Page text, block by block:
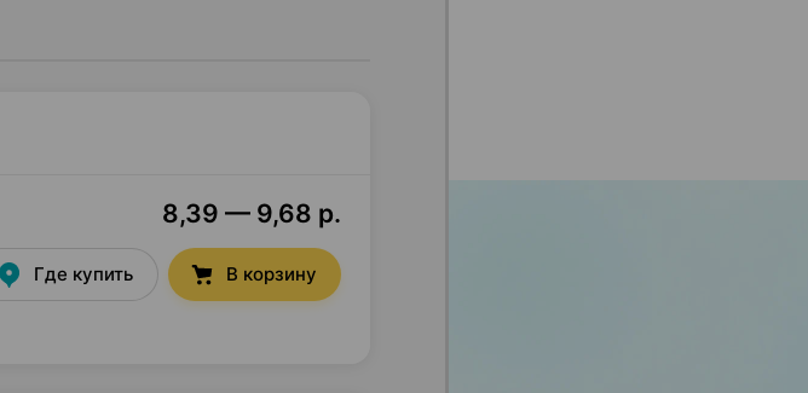
8,39 — 9,68 р.
Где купить В корзину